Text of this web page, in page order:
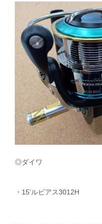
◎ダイワ
・15’ルビアス3012H